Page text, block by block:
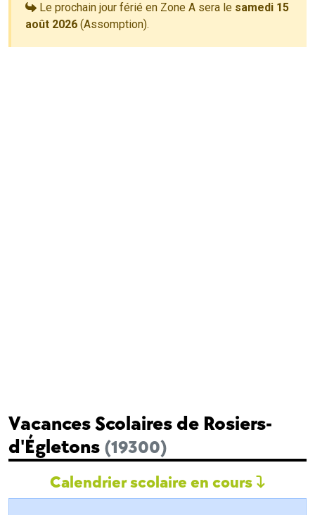
Le prochain jour férié en Zone A sera le samedi 15
août 2026 (Assomption).
Vacances Scolaires de Rosiers-
d'Égletons (19300)
Calendrier scolaire en cours